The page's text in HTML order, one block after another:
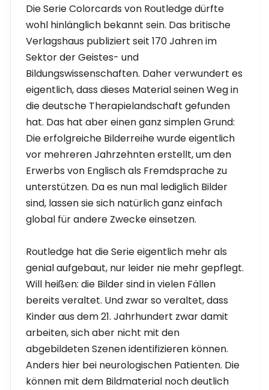
Die Serie Colorcards von Routledge dürfte
wohl hinlänglich bekannt sein. Das britische
Verlagshaus publiziert seit 170 Jahren im
Sektor der Geistes- und
Bildungswissenschaften. Daher verwundert es
eigentlich, dass dieses Material seinen Weg in
die deutsche Therapielandschaft gefunden
hat. Das hat aber einen ganz simplen Grund:
Die erfolgreiche Bilderreihe wurde eigentlich
vor mehreren Jahrzehnten erstellt, um den
Erwerbs von Englisch als Fremdsprache zu
unterstützen. Da es nun mal lediglich Bilder
sind, lassen sie sich natürlich ganz einfach
global für andere Zwecke einsetzen.
Routledge hat die Serie eigentlich mehr als
genial aufgebaut, nur leider nie mehr gepflegt.
Will heißen: die Bilder sind in vielen Fällen
bereits veraltet. Und zwar so veraltet, dass
Kinder aus dem 21. Jahrhundert zwar damit
arbeiten, sich aber nicht mit den
abgebildeten Szenen identifizieren können.
Anders hier bei neurologischen Patienten. Die
können mit dem Bildmaterial noch deutlich